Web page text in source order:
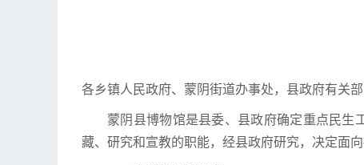
各乡镇人民政府、蒙阴街道办事处，县政府有关
蒙阴县博物馆是县委、县政府确定重点民生
藏、研究和宣教的职能，经县政府研究，决定面